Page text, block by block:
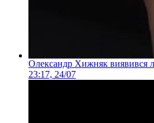
Олександр Хижняк виявився
23:17, 24/07